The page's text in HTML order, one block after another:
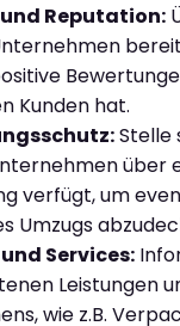
Reputation:
Kunden hat.
Stelle
über
verfügt, um
Umzugs
und Services:
Leistungen
wie z.B.